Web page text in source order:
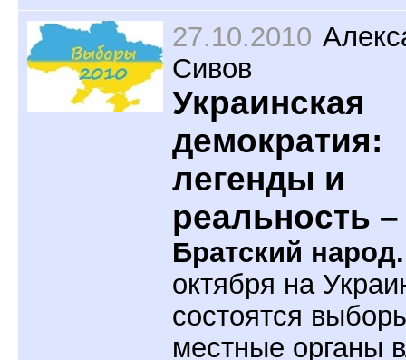
27.10.2010
Сивов
Украинская
демократия:
легенды и
реальность –
Братский народ.
октября на
состоятся
местные органы